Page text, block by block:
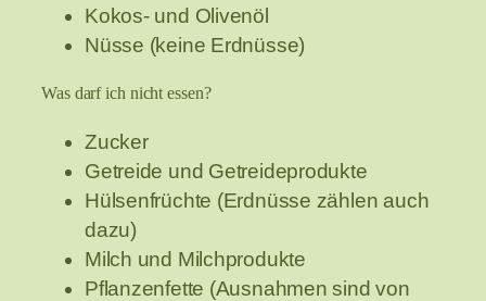
Kokos- und Olivenöl
Nüsse (keine Erdnüsse)
Was darf ich nicht essen?
Zucker
Getreide und Getreideprodukte
Hülsenfrüchte (Erdnüsse zählen auch
dazu)
Milch und Milchprodukte
Pflanzenfette (Ausnahmen sind von